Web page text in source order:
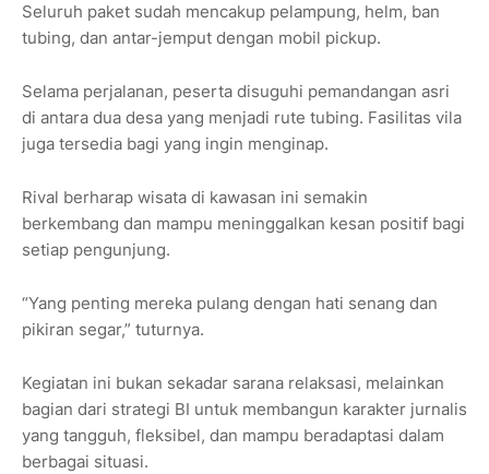
Seluruh paket sudah mencakup pelampung, helm, ban
tubing, dan antar-jemput dengan mobil pickup.
Selama perjalanan, peserta disuguhi pemandangan asri
di antara dua desa yang menjadi rute tubing. Fasilitas vila
juga tersedia bagi yang ingin menginap.
Rival berharap wisata di kawasan ini semakin
berkembang dan mampu meninggalkan kesan positif bagi
setiap pengunjung.
“Yang penting mereka pulang dengan hati senang dan
pikiran segar,” tuturnya.
Kegiatan ini bukan sekadar sarana relaksasi, melainkan
bagian dari strategi BI untuk membangun karakter jurnalis
yang tangguh, fleksibel, dan mampu beradaptasi dalam
berbagai situasi.